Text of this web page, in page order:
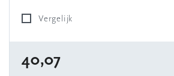
Vergelijk
40,07